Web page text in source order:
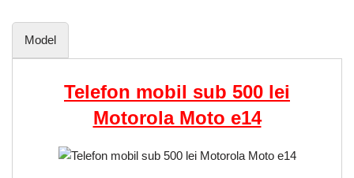
Model
Telefon mobil sub 500 lei
Motorola Moto e14